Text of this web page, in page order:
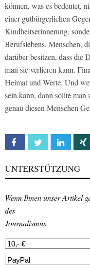
können, was es bedeutet,
einer gutbürgerlichen
Kindheitserinnerung,
Berufslebens. Menschen,
darüber besitzen, dass die
man sie verlieren kann.
Heimat und Werte. Und
sein kann, dann sollte
genau diesen Menschen
Facebook Twitter Linkedin
UNTERSTÜTZUNG
Wenn Ihnen unser Artikel
des
Journalismus.